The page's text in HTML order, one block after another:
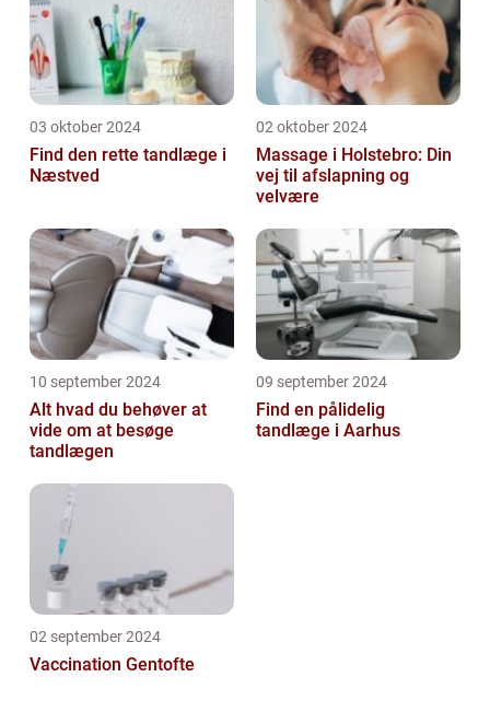
03 oktober 2024
Find den rette tandlæge i
Næstved
02 oktober 2024
Massage i Holstebro: Din
vej til afslapning og
velvære
10 september 2024
Alt hvad du behøver at
vide om at besøge
tandlægen
09 september 2024
Find en pålidelig
tandlæge i Aarhus
02 september 2024
Vaccination Gentofte